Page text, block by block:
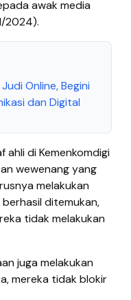
awak media
2024).
Online, Begini
dan Digital
ahli di Kemenkomdigi
wewenang yang
melakukan
ditemukan,
tidak melakukan
juga melakukan
mereka tidak blokir